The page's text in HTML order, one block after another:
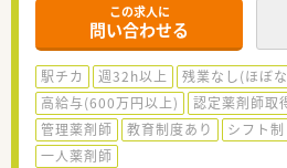
この求人に
問い合わせる
駅チカ 週32h以上 残業なし(ほぼ
高給与(600万円以上)
認定薬剤師取
管理薬剤師
教育制度あり シフト制
一人薬剤師